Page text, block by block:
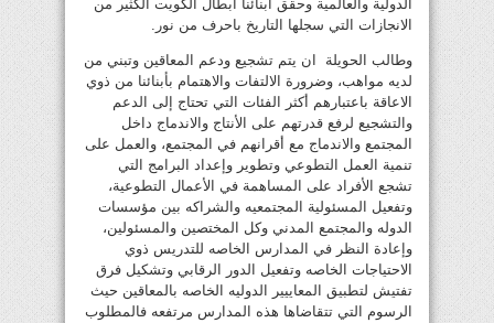
الدولية والعالمية وحقق ابنائنا ابطال الكويت الكثير من
الانجازات التي سجلها التاريخ باحرف من نور.
وطالب الحويلة ان يتم تشجيع ودعم المعاقين وتبني من
لديه مواهب، وضرورة الالتفات والاهتمام بأبنائنا من ذوي
الاعاقة باعتبارهم أكثر الفئات التي تحتاج إلى الدعم
والتشجيع لرفع قدرتهم على الأنتاج والاندماج داخل
المجتمع والاندماج مع أقرانهم في المجتمع، والعمل على
تنمية العمل التطوعي وتطوير وإعداد البرامج التي
تشجع الأفراد على المساهمة في الأعمال التطوعية،
وتفعيل المسئولية المجتمعيه والشراكه بين مؤسسات
الدوله والمجتمع المدني وكل المختصين والمسئولين،
وإعادة النظر في المدارس الخاصه للتدريس ذوي
الاحتياجات الخاصه وتفعيل الدور الرقابي وتشكيل فرق
تفتيش لتطبيق المعاييير الدوليه الخاصه بالمعاقين حيث
الرسوم التي تتقاضاها هذه المدارس مرتفعه فالمطلوب